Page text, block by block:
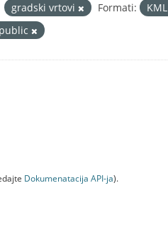
gradski vrtovi Formati: KML
public
Dokumenаtаcijа API-jа).